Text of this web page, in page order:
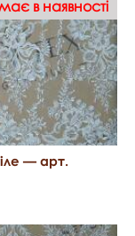
в наявності
— арт.